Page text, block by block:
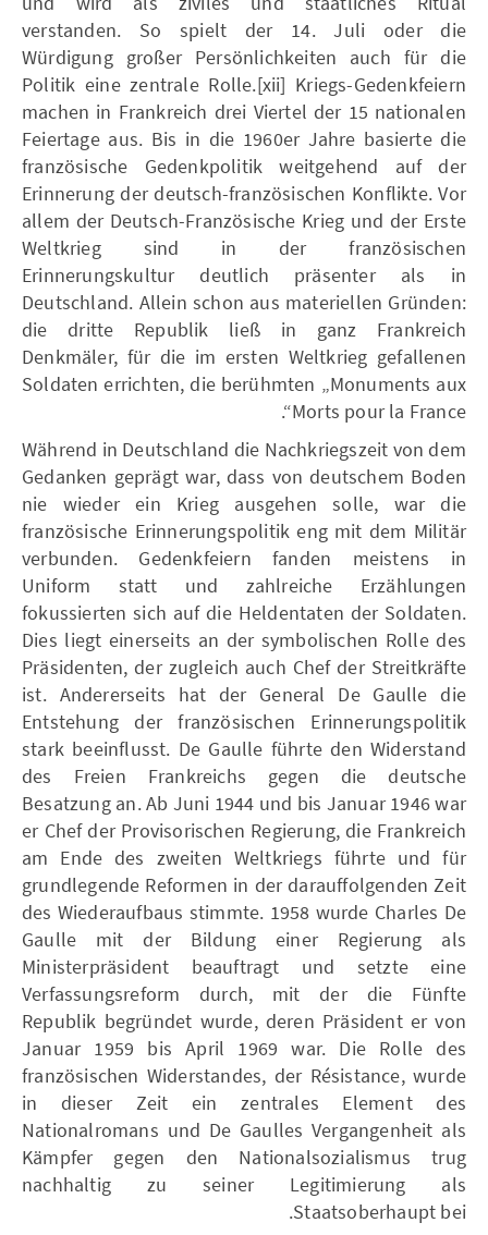
verstanden. So spielt der 14. Juli oder die
Würdigung großer Persönlichkeiten auch für die
Politik eine zentrale Rolle.[xii] Kriegs-Gedenkfeiern
machen in Frankreich drei Viertel der 15 nationalen
Feiertage aus. Bis in die 1960er Jahre basierte die
französische Gedenkpolitik weitgehend auf der
Erinnerung der deutsch-französischen Konflikte. Vor
allem der Deutsch-Französische Krieg und der Erste
Weltkrieg sind in der französischen
Erinnerungskultur deutlich präsenter als in
Deutschland. Allein schon aus materiellen Gründen:
die dritte Republik ließ in ganz Frankreich
Denkmäler, für die im ersten Weltkrieg gefallenen
Soldaten errichten, die berühmten „Monuments aux
Morts pour la France“.
Während in Deutschland die Nachkriegszeit von dem
Gedanken geprägt war, dass von deutschem Boden
nie wieder ein Krieg ausgehen solle, war die
französische Erinnerungspolitik eng mit dem Militär
verbunden. Gedenkfeiern fanden meistens in
Uniform statt und zahlreiche Erzählungen
fokussierten sich auf die Heldentaten der Soldaten.
Dies liegt einerseits an der symbolischen Rolle des
Präsidenten, der zugleich auch Chef der Streitkräfte
ist. Andererseits hat der General De Gaulle die
Entstehung der französischen Erinnerungspolitik
stark beeinflusst. De Gaulle führte den Widerstand
des Freien Frankreichs gegen die deutsche
Besatzung an. Ab Juni 1944 und bis Januar 1946 war
er Chef der Provisorischen Regierung, die Frankreich
am Ende des zweiten Weltkriegs führte und für
grundlegende Reformen in der darauffolgenden Zeit
des Wiederaufbaus stimmte. 1958 wurde Charles De
Gaulle mit der Bildung einer Regierung als
Ministerpräsident beauftragt und setzte eine
Verfassungsreform durch, mit der die Fünfte
Republik begründet wurde, deren Präsident er von
Januar 1959 bis April 1969 war. Die Rolle des
französischen Widerstandes, der Résistance, wurde
in dieser Zeit ein zentrales Element des
Nationalromans und De Gaulles Vergangenheit als
Kämpfer gegen den Nationalsozialismus trug
nachhaltig zu seiner Legitimierung als
Staatsoberhaupt bei.